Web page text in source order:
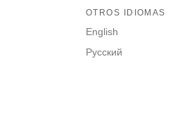
OTROS IDIOMAS
English
Русский